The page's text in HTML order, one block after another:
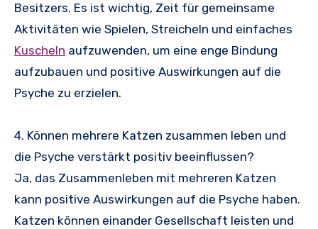
Besitzers. Es ist wichtig, Zeit für gemeinsame
Aktivitäten wie Spielen, Streicheln und einfaches
Kuscheln aufzuwenden, um eine enge Bindung
aufzubauen und positive Auswirkungen auf die
Psyche zu erzielen.
4. Können mehrere Katzen zusammen leben und
die Psyche verstärkt positiv beeinflussen?
Ja, das Zusammenleben mit mehreren Katzen
kann positive Auswirkungen auf die Psyche haben.
Katzen können einander Gesellschaft leisten und